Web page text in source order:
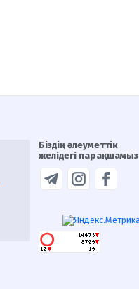
Біздің әлеуметтік
желідегі парақшамыз